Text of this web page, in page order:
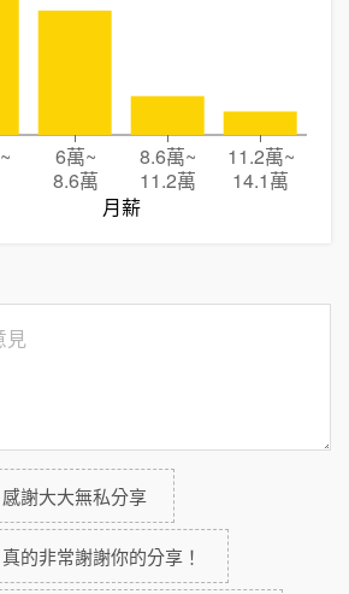
~
6萬~
8.6萬
8.6萬~
11.2萬
11.2萬~
14.1萬
月薪
感謝大大無私分享
真的非常謝謝你的分享！